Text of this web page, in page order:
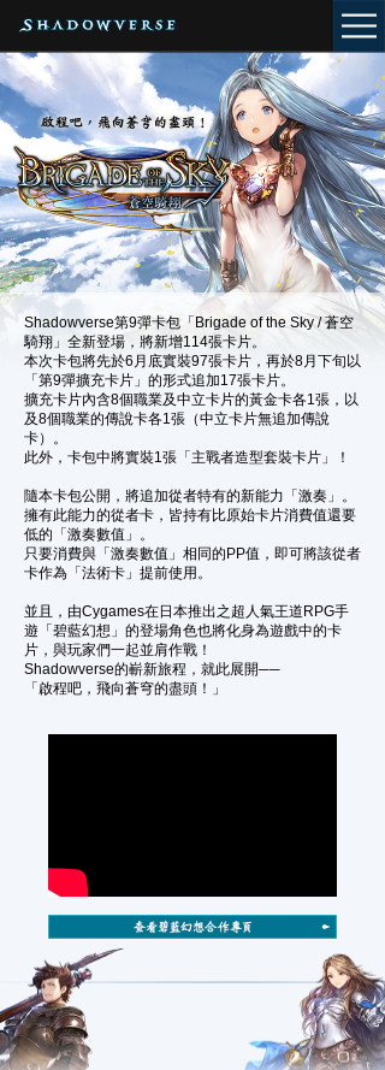
Shadowverse第9彈卡包「Brigade of the Sky / 蒼空
騎翔」全新登場，將新增114張卡片。
本次卡包將先於6月底實裝97張卡片，再於8月下旬以
「第9彈擴充卡片」的形式追加17張卡片。
擴充卡片內含8個職業及中立卡片的黃金卡各1張，以
及8個職業的傳說卡各1張（中立卡片無追加傳說
卡）。
此外，卡包中將實裝1張「主戰者造型套裝卡片」！
隨本卡包公開，將追加從者特有的新能力「激奏」。
擁有此能力的從者卡，皆持有比原始卡片消費值還要
低的「激奏數值」。
只要消費與「激奏數值」相同的PP值，即可將該從者
卡作為「法術卡」提前使用。
並且，由Cygames在日本推出之超人氣王道RPG手
遊「碧藍幻想」的登場角色也將化身為遊戲中的卡
片，與玩家們一起並肩作戰！
Shadowverse的嶄新旅程，就此展開──
「啟程吧，飛向蒼穹的盡頭！」